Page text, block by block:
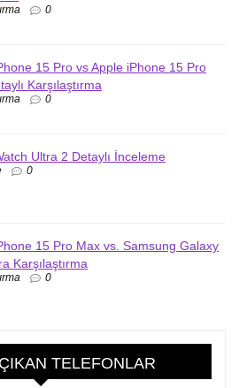
0
15 Pro vs Apple iPhone 15 Pro
Karşılaştırma
0
Ultra 2 Detaylı İnceleme
0
15 Pro Max vs. Samsung Galaxy
Karşılaştırma
0
TELEFONLAR